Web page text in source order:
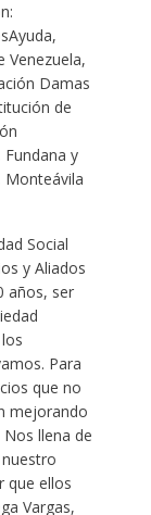
Venezuela,
Damas
de
y
Monteávila
Social
y Aliados
años, ser
Para
que no
mejorando
llena de
que ellos
Vargas,